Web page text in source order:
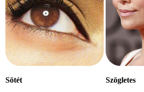
Sötét Szögletes